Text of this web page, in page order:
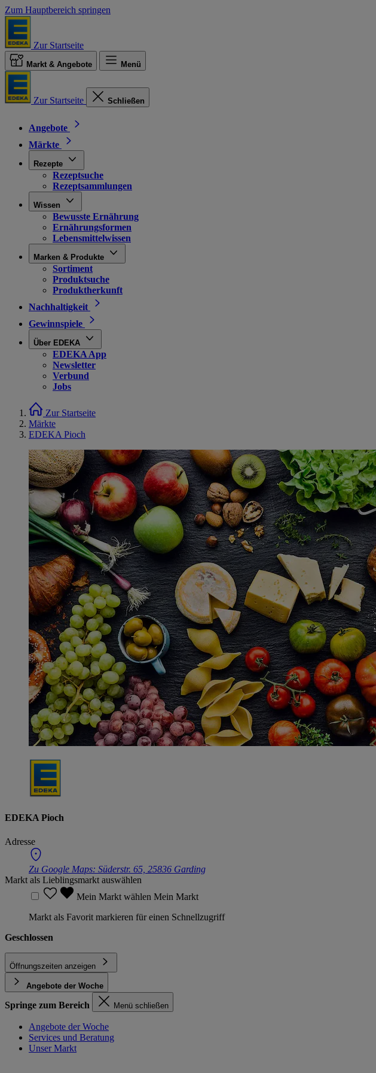
Zum Hauptbereich springen
Zur Startseite
Markt & Angebote Menü
Zur Startseite Schließen
Angebote
Märkte
Rezepte
Rezeptsuche
Rezeptsammlungen
Wissen
Bewusste Ernährung
Ernährungsformen
Lebensmittelwissen
Marken & Produkte
Sortiment
Produktsuche
Produktherkunft
Nachhaltigkeit
Gewinnspiele
Über EDEKA
EDEKA App
Newsletter
Verbund
Jobs
Zur Startseite
Märkte
EDEKA Pioch
EDEKA Pioch
Adresse
Zu Google Maps: Süderstr. 65, 25836 Garding
Markt als Lieblingsmarkt auswählen
Mein Markt wählen Mein Markt
Markt als Favorit markieren für einen Schnellzugriff
Geschlossen
Öffnungszeiten anzeigen
Angebote der Woche
Springe zum Bereich Menü schließen
Angebote der Woche
Services und Beratung
Unser Markt